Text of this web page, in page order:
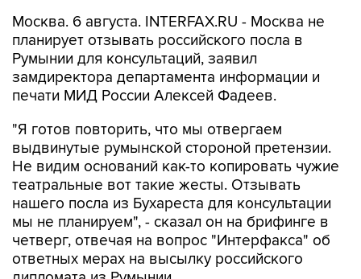
Москва. 6 августа. INTERFAX.RU - Москва не
планирует отзывать российского посла в
Румынии для консультаций, заявил
замдиректора департамента информации и
печати МИД России Алексей Фадеев.
"Я готов повторить, что мы отвергаем
выдвинутые румынской стороной претензии.
Не видим оснований как-то копировать чужие
театральные вот такие жесты. Отзывать
нашего посла из Бухареста для консультации
мы не планируем", - сказал он на брифинге в
четверг, отвечая на вопрос "Интерфакса" об
ответных мерах на высылку российского